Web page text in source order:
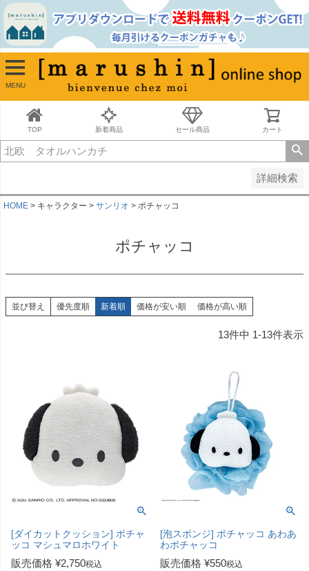
MENU
TOP 新着商品 セール商品 カート
詳細検索
並び順
新着順
古い順
価格が安い順
価格が高い順
キーワードヒット順
HOME キャラクター サンリオ ポチャッコ
ポチャッコ
並び替え 優先度順 新着順 価格が安い順 価格が高い順
13件中 1-13件表示
[ダイカットクッション] ポチャ
ッコ マシュマロホワイト
販売価格 ¥2,750税込
[泡スポンジ] ポチャッコ あわあ
わポチャッコ
販売価格 ¥550税込